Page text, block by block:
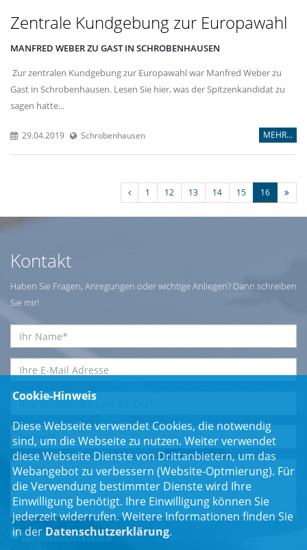
Zentrale Kundgebung zur Europawahl
MANFRED WEBER ZU GAST IN SCHROBENHAUSEN
Zur zentralen Kundgebung zur Europawahl war Manfred Weber zu
Gast in Schrobenhausen. Lesen Sie hier, was der Spitzenkandidat zu
sagen hatte...
29.04.2019 Schrobenhausen MEHR...
1 12 13 14 15 16
Kontakt
Haben Sie Fragen, Anregungen oder wichtige Anliegen? Dann schreiben
Sie mir!
Einwilligungserklärung*
Cookie-Hinweis
Diese Webseite verwendet Cookies, die notwendig
sind, um die Webseite zu nutzen. Weiter verwendet
diese Webseite Dienste von Drittanbietern, um das
Webangebot zu verbessern (Website-Optmierung). Für
die Verwendung bestimmter Dienste wird Ihre
Einwilligung benötigt. Ihre Einwilligung können Sie
jederzeit widerrufen. Weitere Informationen finden Sie
in der Datenschutzerklärung.